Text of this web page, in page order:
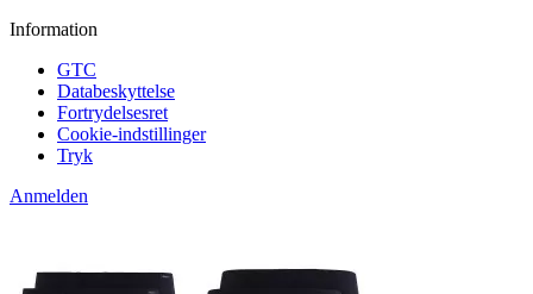
Information
GTC
Databeskyttelse
Fortrydelsesret
Cookie-indstillinger
Tryk
Anmelden